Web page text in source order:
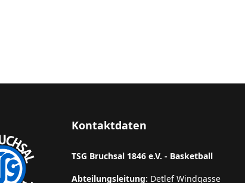
Kontaktdaten
TSG Bruchsal 1846 e.V. - Basketball
Abteilungsleitung: Detlef Windgasse